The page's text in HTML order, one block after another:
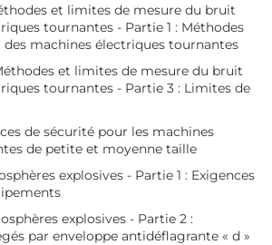
et limites de mesure du bruit
tournantes - Partie 1 : Méthodes
machines électriques tournantes
et limites de mesure du bruit
tournantes - Partie 3 : Limites de
de sécurité pour les machines
de petite et moyenne taille
explosives - Partie 1 : Exigences
explosives - Partie 2 :
par enveloppe antidéflagrante « d »